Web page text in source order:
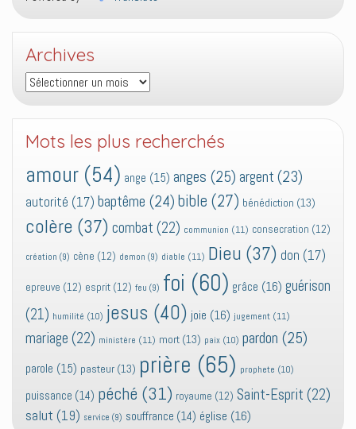
Archives
Archives
Mots les plus recherchés
amour (54) ange (15) anges (25) argent (23)
autorité (17) baptême (24) bible (27) bénédiction (13)
colère (37) combat (22) communion (11) consecration (12)
création (9) cène (12) demon (9) diable (11) Dieu (37) don (17)
epreuve (12) esprit (12) feu (9) foi (60) grâce (16) guérison
(21) humilité (10) jesus (40) joie (16) jugement (11)
mariage (22) ministère (11) mort (13) paix (10) pardon (25)
parole (15) pasteur (13) prière (65) prophete (10)
puissance (14) péché (31) royaume (12) Saint-Esprit (22)
salut (19) service (9) souffrance (14) église (16)